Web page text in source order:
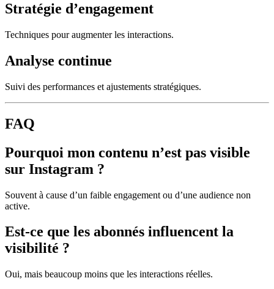
Stratégie d’engagement
Techniques pour augmenter les interactions.
Analyse continue
Suivi des performances et ajustements stratégiques.
FAQ
Pourquoi mon contenu n’est pas visible
sur Instagram ?
Souvent à cause d’un faible engagement ou d’une audience non
active.
Est-ce que les abonnés influencent la
visibilité ?
Oui, mais beaucoup moins que les interactions réelles.